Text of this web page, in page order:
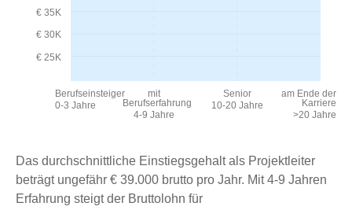
€ 25K
€ 30K
€ 35K
Berufseinsteiger
0-3 Jahre
mit
Berufserfahrung
4-9 Jahre
Senior
10-20 Jahre
am Ende der
Karriere
>20 Jahre
Das durchschnittliche Einstiegsgehalt als Projektleiter
beträgt ungefähr € 39.000 brutto pro Jahr. Mit 4-9 Jahren
Erfahrung steigt der Bruttolohn für